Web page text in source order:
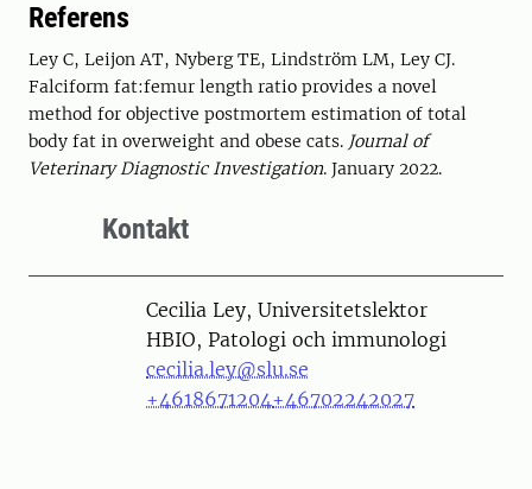
Referens
Ley C, Leijon AT, Nyberg TE, Lindström LM, Ley CJ.
Falciform fat:femur length ratio provides a novel
method for objective postmortem estimation of total
body fat in overweight and obese cats. Journal of
Veterinary Diagnostic Investigation. January 2022.
Kontakt
PersonCecilia Ley, Universitetslektor
HBIO, Patologi och immunologi
cecilia.ley@slu.se
+4618671204+46702242027